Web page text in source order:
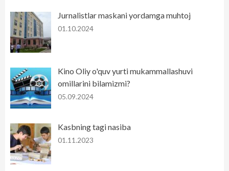
Jurnalistlar maskani yordamga muhtoj
01.10.2024
Kino Oliy o'quv yurti mukammallashuvi
omillarini bilamizmi?
05.09.2024
Kasbning tagi nasiba
01.11.2023